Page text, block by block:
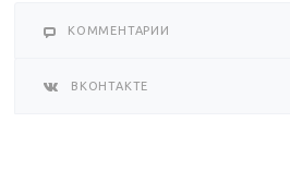
КОММЕНТАРИИ
ВКОНТАКТЕ